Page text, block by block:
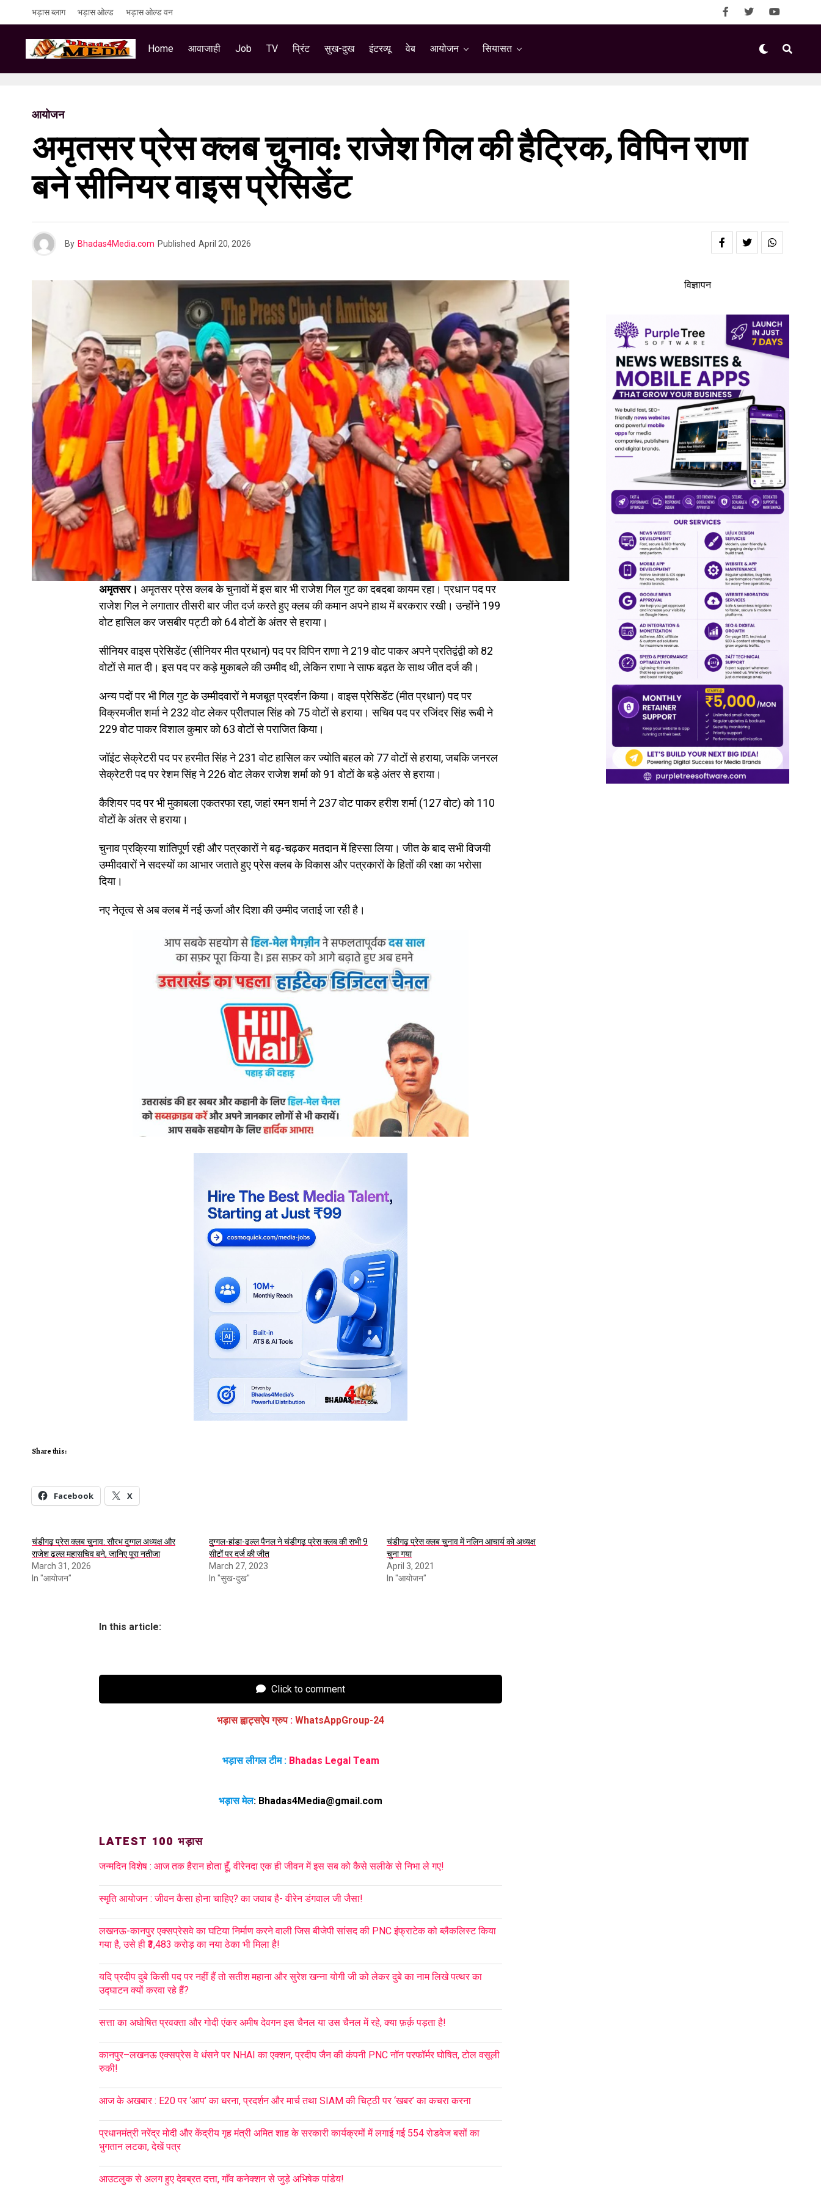
भड़ास ब्लाग भड़ास ओल्ड भड़ास ओल्ड वन
Home आवाजाही Job TV प्रिंट सुख-दुख इंटरव्यू वेब आयोजन सियासत
आयोजन
अमृतसर प्रेस क्लब चुनाव: राजेश गिल की हैट्रिक, विपिन राणा
बने सीनियर वाइस प्रेसिडेंट
By Bhadas4Media.com Published April 20, 2026
अमृतसर। अमृतसर प्रेस क्लब के चुनावों में इस बार भी राजेश गिल गुट का दबदबा कायम रहा। प्रधान पद पर
राजेश गिल ने लगातार तीसरी बार जीत दर्ज करते हुए क्लब की कमान अपने हाथ में बरकरार रखी। उन्होंने 199
वोट हासिल कर जसबीर पट्टी को 64 वोटों के अंतर से हराया।
सीनियर वाइस प्रेसिडेंट (सीनियर मीत प्रधान) पद पर विपिन राणा ने 219 वोट पाकर अपने प्रतिद्वंद्वी को 82
वोटों से मात दी। इस पद पर कड़े मुकाबले की उम्मीद थी, लेकिन राणा ने साफ बढ़त के साथ जीत दर्ज की।
अन्य पदों पर भी गिल गुट के उम्मीदवारों ने मजबूत प्रदर्शन किया। वाइस प्रेसिडेंट (मीत प्रधान) पद पर
विक्रमजीत शर्मा ने 232 वोट लेकर प्रीतपाल सिंह को 75 वोटों से हराया। सचिव पद पर रजिंदर सिंह रूबी ने
229 वोट पाकर विशाल कुमार को 63 वोटों से पराजित किया।
जॉइंट सेक्रेटरी पद पर हरमीत सिंह ने 231 वोट हासिल कर ज्योति बहल को 77 वोटों से हराया, जबकि जनरल
सेक्रेटरी पद पर रेशम सिंह ने 226 वोट लेकर राजेश शर्मा को 91 वोटों के बड़े अंतर से हराया।
कैशियर पद पर भी मुकाबला एकतरफा रहा, जहां रमन शर्मा ने 237 वोट पाकर हरीश शर्मा (127 वोट) को 110
वोटों के अंतर से हराया।
चुनाव प्रक्रिया शांतिपूर्ण रही और पत्रकारों ने बढ़-चढ़कर मतदान में हिस्सा लिया। जीत के बाद सभी विजयी
उम्मीदवारों ने सदस्यों का आभार जताते हुए प्रेस क्लब के विकास और पत्रकारों के हितों की रक्षा का भरोसा
दिया।
नए नेतृत्व से अब क्लब में नई ऊर्जा और दिशा की उम्मीद जताई जा रही है।
Share this:
Facebook X
चंडीगढ़ प्रेस क्लब चुनाव: सौरभ दुग्गल अध्यक्ष और
राजेश ढल्ल महासचिव बने, जानिए पूरा नतीजा
March 31, 2026
In "आयोजन"
दुग्गल-हांडा-ढल्ल पैनल ने चंडीगढ़ प्रेस क्लब की सभी 9
सीटों पर दर्ज की जीत
March 27, 2023
In "सुख-दुख"
चंडीगढ़ प्रेस क्लब चुनाव में नलिन आचार्य को अध्यक्ष
चुना गया
April 3, 2021
In "आयोजन"
In this article:
Click to comment
भड़ास ह्वाट्सऐप ग्रुप : WhatsAppGroup-24
भड़ास लीगल टीम : Bhadas Legal Team
भड़ास मेल: Bhadas4Media@gmail.com
LATEST 100 भड़ास
जन्मदिन विशेष : आज तक हैरान होता हूँ, वीरेनदा एक ही जीवन में इस सब को कैसे सलीके से निभा ले गए!
स्मृति आयोजन : जीवन कैसा होना चाहिए? का जवाब है- वीरेन डंगवाल जी जैसा!
लखनऊ-कानपुर एक्सप्रेसवे का घटिया निर्माण करने वाली जिस बीजेपी सांसद की PNC इंफ्राटेक को ब्लैकलिस्ट किया
गया है, उसे ही ₹3,483 करोड़ का नया ठेका भी मिला है!
यदि प्रदीप दुबे किसी पद पर नहीं हैं तो सतीश महाना और सुरेश खन्ना योगी जी को लेकर दुबे का नाम लिखे पत्थर का
उद्घाटन क्यों करवा रहे हैं?
सत्ता का अघोषित प्रवक्ता और गोदी एंकर अमीष देवगन इस चैनल या उस चैनल में रहे, क्या फ़र्क़ पड़ता है!
कानपुर–लखनऊ एक्सप्रेस वे धंसने पर NHAI का एक्शन, प्रदीप जैन की कंपनी PNC नॉन परफॉर्मर घोषित, टोल वसूली
रुकी!
आज के अखबार : E20 पर ‘आप’ का धरना, प्रदर्शन और मार्च तथा SIAM की चिट्ठी पर ‘खबर’ का कचरा करना
प्रधानमंत्री नरेंद्र मोदी और केंद्रीय गृह मंत्री अमित शाह के सरकारी कार्यक्रमों में लगाई गई 554 रोडवेज बसों का
भुगतान लटका, देखें पत्र
आउटलुक से अलग हुए देवब्रत दत्ता, गाँव कनेक्शन से जुड़े अभिषेक पांडेय!
विज्ञापन